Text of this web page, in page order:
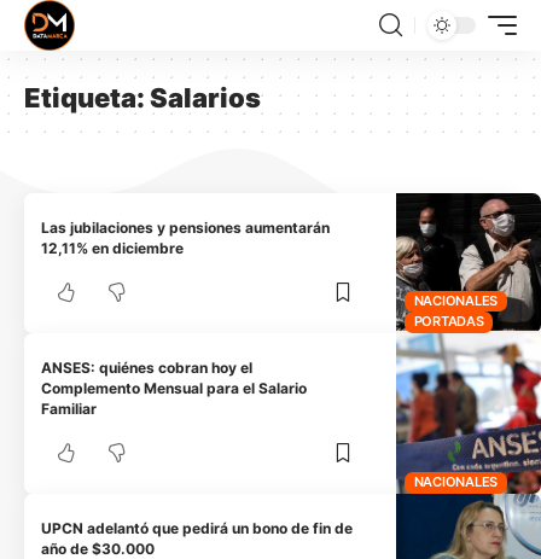
Etiqueta:Salarios
NACIONALES
PORTADAS
Las jubilaciones y pensiones aumentarán
12,11% en diciembre
NACIONALES
ANSES: quiénes cobran hoy el
Complemento Mensual para el Salario
Familiar
UPCN adelantó que pedirá un bono de fin de
año de $30.000